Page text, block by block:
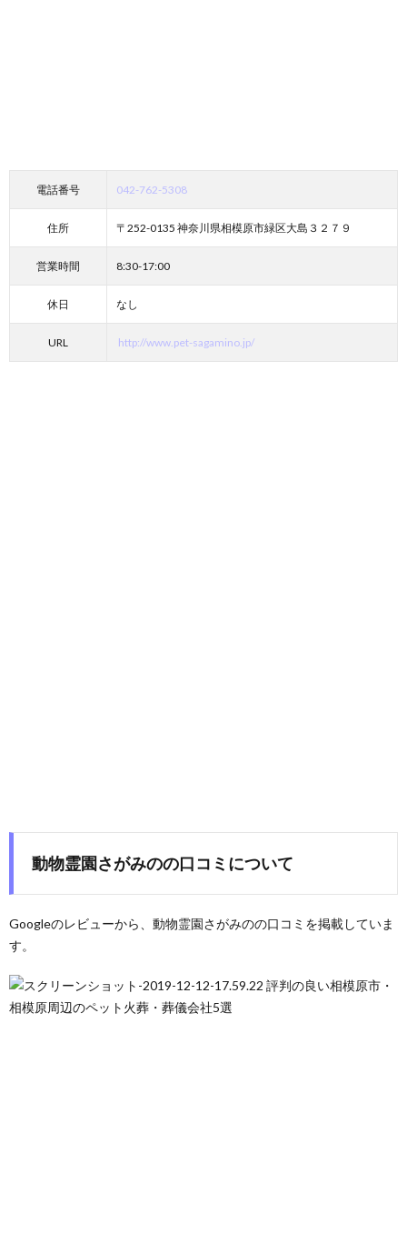
電話番号 042-762-5308
住所 〒252-0135 神奈川県相模原市緑区大島３２７９
営業時間 8:30-17:00
休日 なし
URL http://www.pet-sagamino.jp/
動物霊園さがみのの口コミについて
Googleのレビューから、動物霊園さがみのの口コミを掲載していま
す。